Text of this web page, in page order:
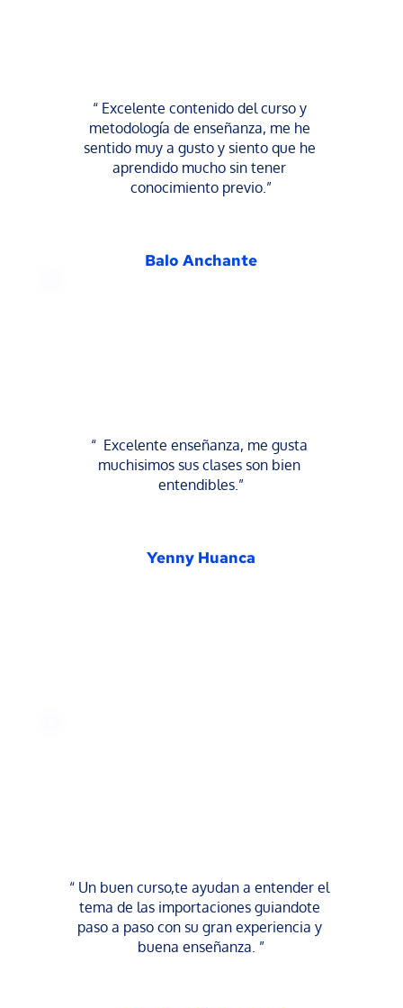
“ Excelente contenido del curso y
metodología de enseñanza, me he
sentido muy a gusto y siento que he
aprendido mucho sin tener
conocimiento previo.”
Balo Anchante
“  Excelente enseñanza, me gusta
muchisimos sus clases son bien
entendibles.”
Yenny Huanca
“ Un buen curso,te ayudan a entender el
tema de las importaciones guiandote
paso a paso con su gran experiencia y
buena enseñanza. ”